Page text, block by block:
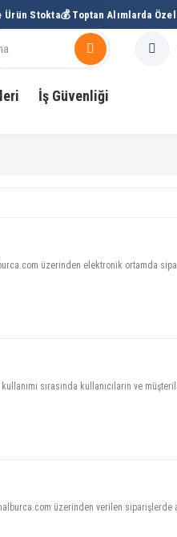
Stokta💰 Toptan Alımlarda Özel
İş Güvenliği
üzerinden elektronik ortamda
sırasında kullanıcıların ve
üzerinden verilen siparişlerde